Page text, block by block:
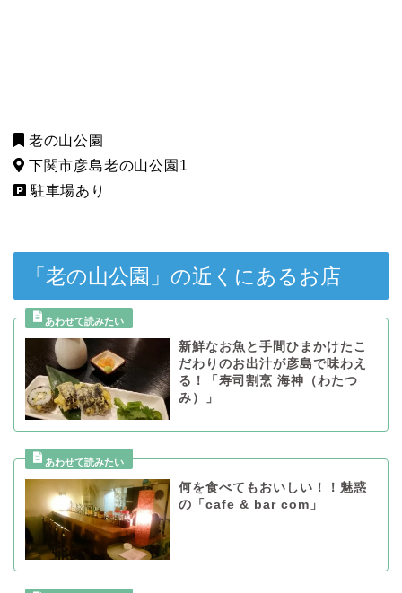
老の山公園
下関市彦島老の山公園1
駐車場あり
「老の山公園」の近くにあるお店
新鮮なお魚と手間ひまかけたこ
だわりのお出汁が彦島で味わえ
る！「寿司割烹 海神（わたつ
み）」
何を食べてもおいしい！！魅惑
の「cafe & bar com」